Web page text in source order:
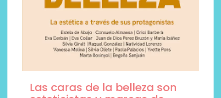
Las caras de la belleza son